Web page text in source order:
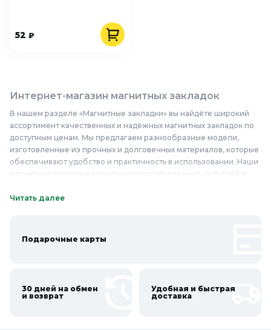
52 ₽
Интернет-магазин магнитных закладок
В нашем разделе «Магнитные закладки» вы найдёте широкий
ассортимент качественных и надёжных магнитных закладок по
доступным ценам. Мы предлагаем разнообразные модели,
изготовленные из прочных и долговечных материалов, которые
обеспечивают удобство и практичность в использовании. Наши
магнитные закладки идеально подходят для книг, тетрадей и
остановились, и облегчая навигацию по тексту. В ассортименте
магнитные закладки в нашем магазине, вы получаете не только
наслаждайтесь удобством использования!
Читать далее
Подарочные карты
30 дней на обмен
и возврат
Удобная и быстрая
доставка